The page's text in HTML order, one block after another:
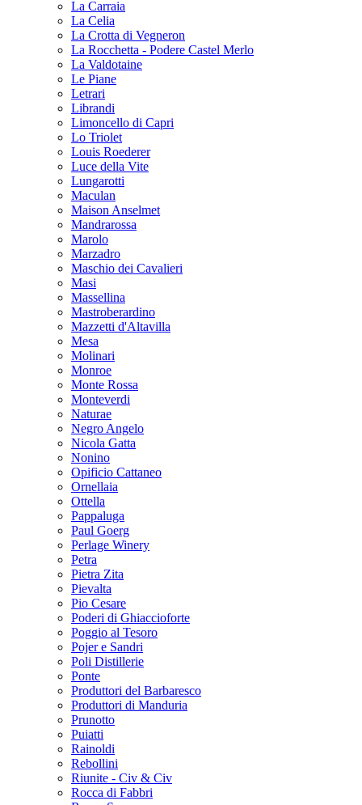
La Carraia
La Celia
La Crotta di Vegneron
La Rocchetta - Podere Castel Merlo
La Valdotaine
Le Piane
Letrari
Librandi
Limoncello di Capri
Lo Triolet
Louis Roederer
Luce della Vite
Lungarotti
Maculan
Maison Anselmet
Mandrarossa
Marolo
Marzadro
Maschio dei Cavalieri
Masi
Massellina
Mastroberardino
Mazzetti d'Altavilla
Mesa
Molinari
Monroe
Monte Rossa
Monteverdi
Naturae
Negro Angelo
Nicola Gatta
Nonino
Opificio Cattaneo
Ornellaia
Ottella
Pappaluga
Paul Goerg
Perlage Winery
Petra
Pietra Zita
Pievalta
Pio Cesare
Poderi di Ghiaccioforte
Poggio al Tesoro
Pojer e Sandri
Poli Distillerie
Ponte
Produttori del Barbaresco
Produttori di Manduria
Prunotto
Puiatti
Rainoldi
Rebollini
Riunite - Civ & Civ
Rocca di Fabbri